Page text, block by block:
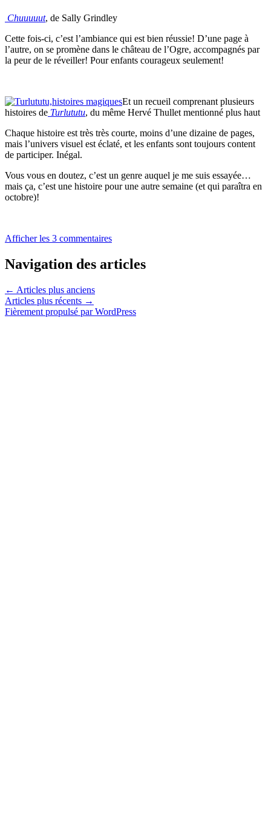
Chuuuuut, de Sally Grindley
Cette fois-ci, c’est l’ambiance qui est bien réussie! D’une page à
l’autre, on se promène dans le château de l’Ogre, accompagnés par
la peur de le réveiller! Pour enfants courageux seulement!
Et un recueil comprenant plusieurs
histoires de Turlututu, du même Hervé Thullet mentionné plus haut
Chaque histoire est très très courte, moins d’une dizaine de pages,
mais l’univers visuel est éclaté, et les enfants sont toujours content
de participer. Inégal.
Vous vous en doutez, c’est un genre auquel je me suis essayée…
mais ça, c’est une histoire pour une autre semaine (et qui paraîtra en
octobre)!
Afficher les 3 commentaires
Navigation des articles
← Articles plus anciens
Articles plus récents →
Fièrement propulsé par WordPress